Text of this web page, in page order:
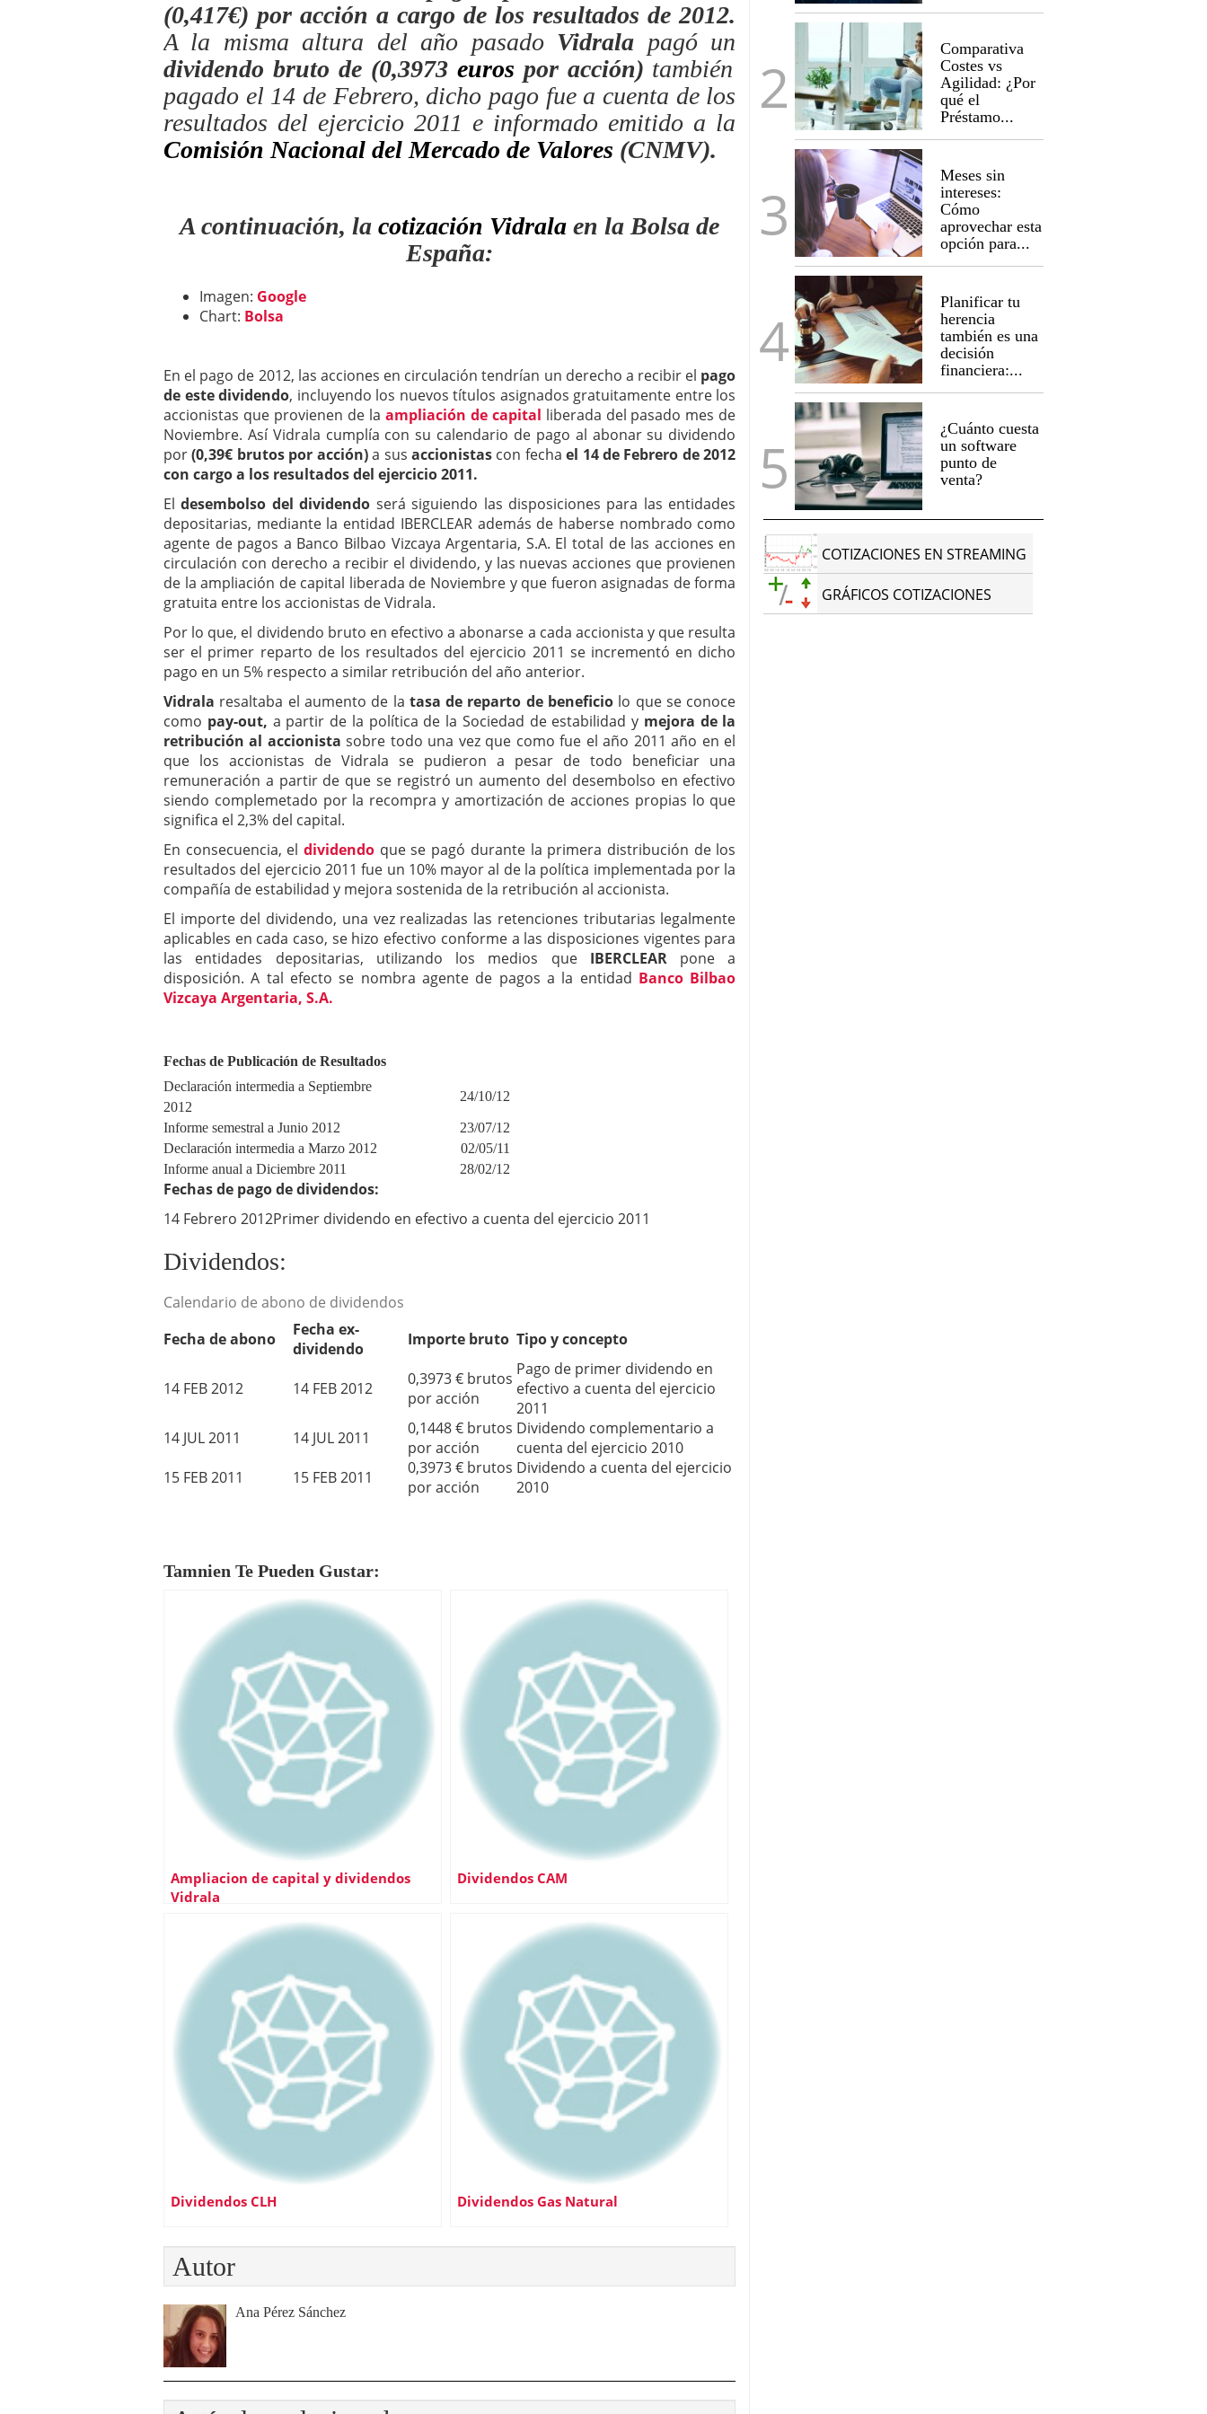
a los costes 21 de noviembre de 2025
¿Cuánto cuesta un software punto de venta?
3 de octubre de 2025
(0,417€) por acción a cargo de los resultados de 2012.
A la misma altura del año pasadoVidrala pagó un
dividendo bruto de (0,3973 euros por acción) también
pagado el 14 de Febrero, dicho pago fue a cuenta de los
resultados del ejercicio 2011 e informado emitido a la
Comisión Nacional del Mercado de Valores (CNMV).
A continuación, lacotización Vidrala en la Bolsa de
España:
Imagen: Google
Chart: Bolsa
En el pago de 2012, las acciones en circulación tendrían un derecho a recibir el pago
de este dividendo, incluyendo los nuevos títulos asignados gratuitamente entre los
accionistas que provienen de la ampliación de capital liberada del pasado mes de
Noviembre. Así Vidrala cumplía con su calendario de pago al abonar su dividendo
por(0,39€ brutos por acción)a sus accionistas con fechael 14 de Febrero de 2012
con cargo a los resultados del ejercicio 2011.
Eldesembolso del dividendo será siguiendo las disposiciones para las entidades
depositarias, mediante la entidad IBERCLEAR además de haberse nombrado como
agente de pagos a Banco Bilbao Vizcaya Argentaria, S.A. El total de las acciones en
circulación con derecho a recibir el dividendo, y las nuevas acciones que provienen
de la ampliación de capital liberada de Noviembre y que fueron asignadas de forma
gratuita entre los accionistas de Vidrala.
Por lo que, el dividendo bruto en efectivo a abonarse a cada accionista y que resulta
ser el primer reparto de los resultados del ejercicio 2011 se incrementó en dicho
pago en un 5% respecto a similar retribución del año anterior.
Vidrala resaltaba el aumento de la tasa de reparto de beneficio lo que se conoce
como pay-out, a partir de la política de la Sociedad de estabilidad y mejora de la
retribución al accionista sobre todo una vez que como fue el año 2011 año en el
que los accionistas de Vidrala se pudieron a pesar de todo beneficiar una
remuneración a partir de que se registró un aumento del desembolso en efectivo
siendo complemetado por la recompra y amortización de acciones propias lo que
significa el 2,3% del capital.
En consecuencia, eldividendo que se pagó durante la primera distribución de los
resultados del ejercicio 2011 fue un 10% mayor al de la política implementada por la
compañía de estabilidad y mejora sostenida de la retribución al accionista.
El importe del dividendo, una vez realizadas las retenciones tributarias legalmente
aplicables en cada caso, se hizo efectivo conforme a las disposiciones vigentes para
las entidades depositarias, utilizando los medios que IBERCLEAR pone a
disposición. A tal efecto se nombra agente de pagos a la entidad Banco Bilbao
Vizcaya Argentaria, S.A.
Fechas de Publicación de Resultados
Declaración intermedia a Septiembre
2012
24/10/12
Informe semestral a Junio 2012
23/07/12
Declaración intermedia a Marzo 2012
02/05/11
Informe anual a Diciembre 2011
28/02/12
Fechas de pago de dividendos:
14 Febrero 2012Primer dividendo en efectivo a cuenta del ejercicio 2011
Dividendos:
Calendario de abono de dividendos
Fecha de abono
Fecha ex-
dividendo
Importe bruto Tipo y concepto
14 FEB 2012 14 FEB 2012
0,3973 € brutos
por acción
Pago de primer dividendo en
efectivo a cuenta del ejercicio
2011
14 JUL 2011
14 JUL 2011
0,1448 € brutos
por acción
Dividendo complementario a
cuenta del ejercicio 2010
15 FEB 2011
15 FEB 2011
0,3973 € brutos
por acción
Dividendo a cuenta del ejercicio
2010
Tamnien Te Pueden Gustar:
Ampliacion de capital y dividendos
Vidrala
Dividendos CAM
Dividendos CLH Dividendos Gas Natural
Autor
Ana Pérez Sánchez
Comparativa
Costes vs
Agilidad: ¿Por
qué el
Préstamo...
Meses sin
intereses:
Cómo
aprovechar esta
opción para...
Planificar tu
herencia
también es una
decisión
financiera:...
¿Cuánto cuesta
un software
punto de
venta?
COTIZACIONES EN STREAMING
GRÁFICOS COTIZACIONES